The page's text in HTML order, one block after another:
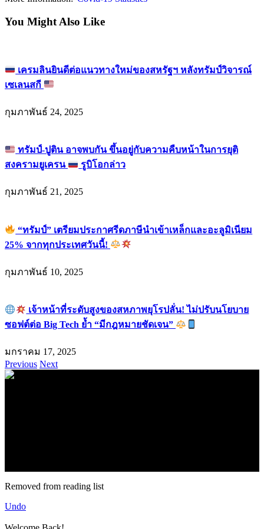
You Might Also Like
เครมลินยินดีต่อแนวทางใหม่ของสหรัฐฯ หลังทรัมป์วิจารณ์
เซเลนสกี
กุมภาพันธ์ 24, 2025
ทรัมป์-ปูติน อาจพบกัน ขึ้นอยู่กับความคืบหน้าในการยุติ
สงครามยูเครน
รูบิโอกล่าว
กุมภาพันธ์ 21, 2025
“ทรัมป์” เตรียมประกาศรีดภาษีนำเข้าเหล็กและอะลูมิเนียม
25% จากทุกประเทศวันนี้!
กุมภาพันธ์ 10, 2025
เจ้าหน้าที่ระดับสูงของสหภาพยุโรปลั่น! ไม่ปรับนโยบาย
ซอฟต์ต่อ Big Tech ย้ำ “มีกฎหมายชัดเจน”
มกราคม 17, 2025
Previous Next
Removed from reading list
Undo